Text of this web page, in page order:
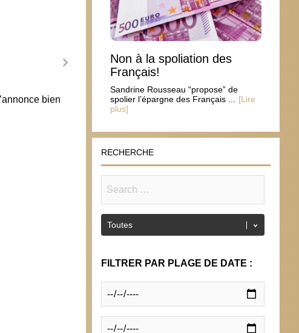
bien
Le lundi de Pentecôte de la SNCF
25 avril 2005
Non à la spoliation des
Français!
Sandrine Rousseau “propose” de
spolier l’épargne des Français ...
[Lire
plus]
RECHERCHE
FILTRER PAR PLAGE DE DATE :